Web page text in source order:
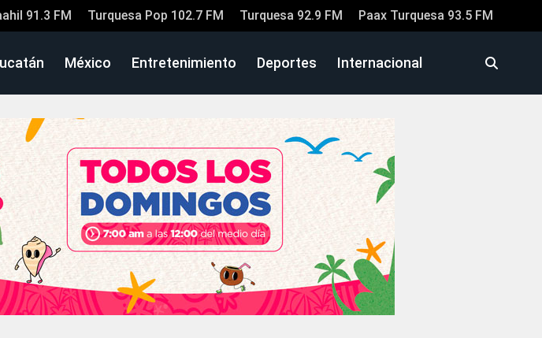
91.3 FM Turquesa Pop 102.7 FM Turquesa 92.9 FM Paax Turquesa 93.5 FM
México Entretenimiento Deportes Internacional